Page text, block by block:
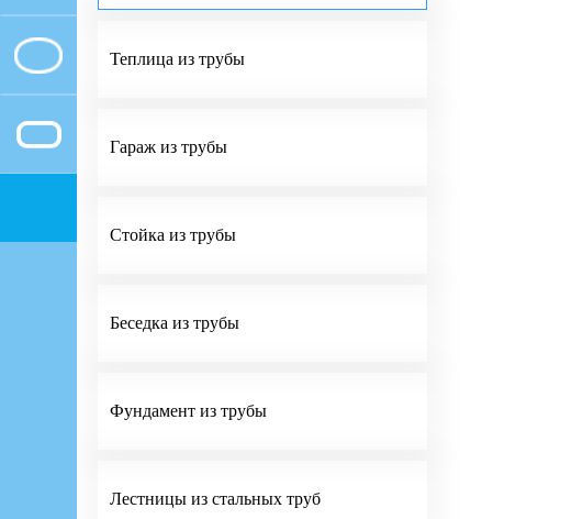
Теплица из трубы
Гараж из трубы
Стойка из трубы
Беседка из трубы
Фундамент из трубы
Лестницы из стальных труб